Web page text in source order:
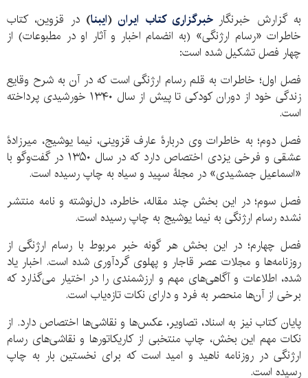
به گزارش خبرنگار خبرگزاری کتاب ایران(ایبنا) در قزوین، کتاب
خاطرات «رسام ارژنگی» (به انضمام اخبار و آثار او در مطبوعات) از
چهار فصل تشکیل شده است:
فصل اول؛ خاطرات به قلم رسام ارژنگی است که در آن به شرح وقایع
زندگی خود از دوران کودکی تا پیش از سال ۱۳۴۰ خورشیدی پرداخته
است.
فصل دوم؛ به خاطرات وی دربارۀ عارف قزوینی، نیما یوشیج، میرزادۀ
عشقی و فرخی یزدی اختصاص دارد که در سال ۱۳۵۰ در گفت‌وگو با
«اسماعیل جمشیدی» در مجلۀ سپید و سیاه به چاپ رسیده است.
فصل سوم؛ در این بخش چند مقاله، خاطره، دل‌نوشته و نامه منتشر
نشده رسام ارژنگی به نیما یوشیج به چاپ رسیده است.
فصل چهارم؛ در این بخش هر گونه خبر مربوط با رسام ارژنگی از
روزنامه‌ها و مجلات عصر قاجار و پهلوی گردآوری شده است. اخبار یاد
شده، اطلاعات و آگاهی‌های مهم و ارزشمندی را در اختیار می‌گذارد که
برخی از آن‌ها منحصر به فرد و دارای نکات تازه‌یاب است.
پایان کتاب نیز به اسناد، تصاویر، عکس‌ها و نقاشی‌ها اختصاص دارد. از
نکات مهم این بخش، چاپ منتخبی از کاریکاتورها و نقاشی‌های رسام
ارژنگی در روزنامه ناهید و امید است که برای نخستین بار به چاپ
رسیده است.